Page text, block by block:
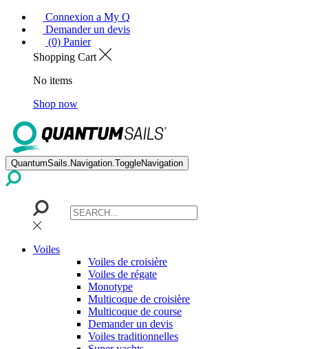
Connexion a My Q
Demander un devis
(0) Panier
Shopping Cart
No items
Shop now
QuantumSails.Navigation.ToggleNavigation
Voiles
Voiles de croisière
Voiles de régate
Monotype
Multicoque de croisière
Multicoque de course
Demander un devis
Voiles traditionnelles